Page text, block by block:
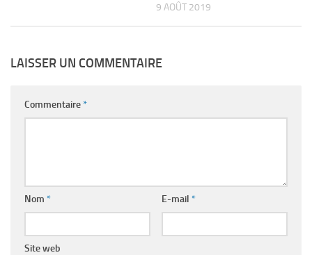
9 AOÛT 2019
LAISSER UN COMMENTAIRE
Commentaire*
Nom * E-mail *
Site web